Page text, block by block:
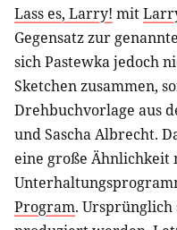
Lass es, Larry! mit
Gegensatz zur
sich Pastewka jedoch
Sketchen zusammen,
Drehbuchvorlage aus
und Sascha Albrecht.
eine große Ähnlichkeit
Program. Ursprünglich